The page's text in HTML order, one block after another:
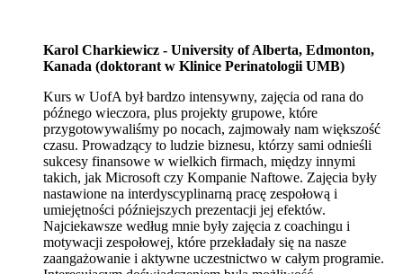
Karol Charkiewicz - University of Alberta, Edmonton,
Kanada (doktorant w Klinice Perinatologii UMB)
Kurs w UofA był bardzo intensywny, zajęcia od rana do
późnego wieczora, plus projekty grupowe, które
przygotowywaliśmy po nocach, zajmowały nam większość
czasu. Prowadzący to ludzie biznesu, którzy sami odnieśli
sukcesy finansowe w wielkich firmach, między innymi
takich, jak Microsoft czy Kompanie Naftowe. Zajęcia były
nastawione na interdyscyplinarną pracę zespołową i
umiejętności późniejszych prezentacji jej efektów.
Najciekawsze według mnie były zajęcia z coachingu i
motywacji zespołowej, które przekładały się na nasze
zaangażowanie i aktywne uczestnictwo w całym programie.